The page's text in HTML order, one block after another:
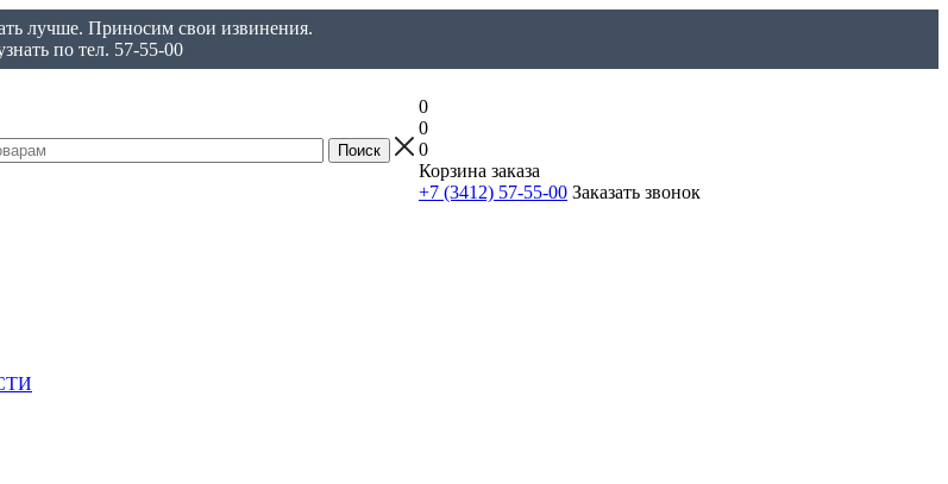
лучше. Приносим свои извинения.
по тел. 57-55-00
0
0
0
Корзина заказа
+7 (3412) 57-55-00 Заказать звонок